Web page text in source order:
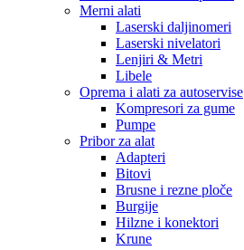
Merni alati
Laserski daljinomeri
Laserski nivelatori
Lenjiri & Metri
Libele
Oprema i alati za autoservise
Kompresori za gume
Pumpe
Pribor za alat
Adapteri
Bitovi
Brusne i rezne ploče
Burgije
Hilzne i konektori
Krune